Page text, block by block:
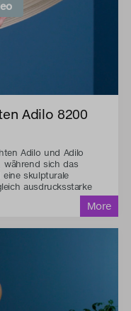
Adilo 8200
Adilo und Adilo
sich das
skulpturale
ausdrucksstarke